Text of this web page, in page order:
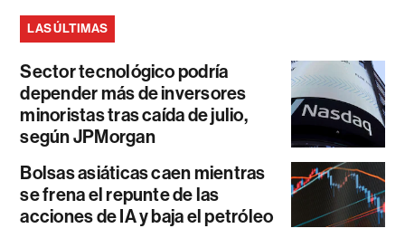
LAS ÚLTIMAS
Sector tecnológico podría
depender más de inversores
minoristas tras caída de julio,
según JPMorgan
Bolsas asiáticas caen mientras
se frena el repunte de las
acciones de IA y baja el petróleo